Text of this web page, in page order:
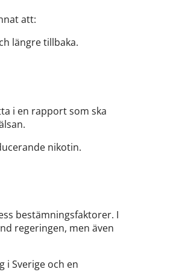
att:
längre tillbaka.
i en rapport som ska
nikotin.
bestämningsfaktorer. I
regeringen, men även
i Sverige och en